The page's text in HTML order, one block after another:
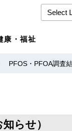
康・福祉
PFOS・PFOA調査
らせ）